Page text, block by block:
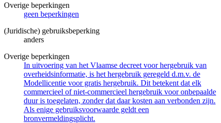
Overige beperkingen
geen beperkingen
(Juridische) gebruiksbeperking
anders
Overige beperkingen
In uitvoering van het Vlaamse decreet voor hergebruik van
overheidsinformatie, is het hergebruik geregeld d.m.v. de
Modellicentie voor gratis hergebruik. Dit betekent dat elk
commercieel of niet-commercieel hergebruik voor onbepaalde
duur is toegelaten, zonder dat daar kosten aan verbonden zijn.
Als enige gebruiksvoorwaarde geldt een
bronvermeldingsplicht.